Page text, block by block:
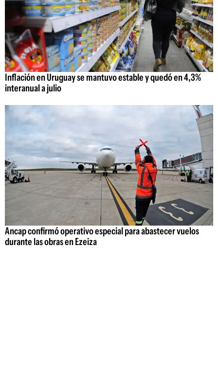
Inflación en Uruguay se mantuvo estable y quedó en 4,3%
interanual a julio
Ancap confirmó operativo especial para abastecer vuelos
durante las obras en Ezeiza